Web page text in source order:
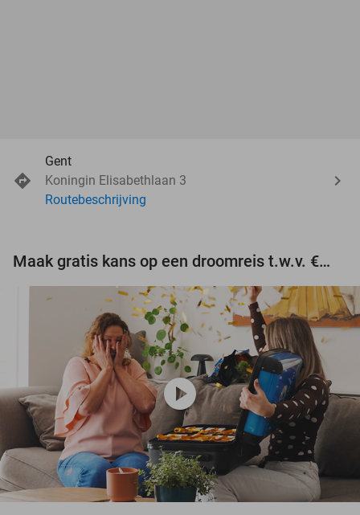
Gent
Koningin Elisabethlaan 3
Routebeschrijving
Maak gratis kans op een droomreis t.w.v. €3.000!
play_circle